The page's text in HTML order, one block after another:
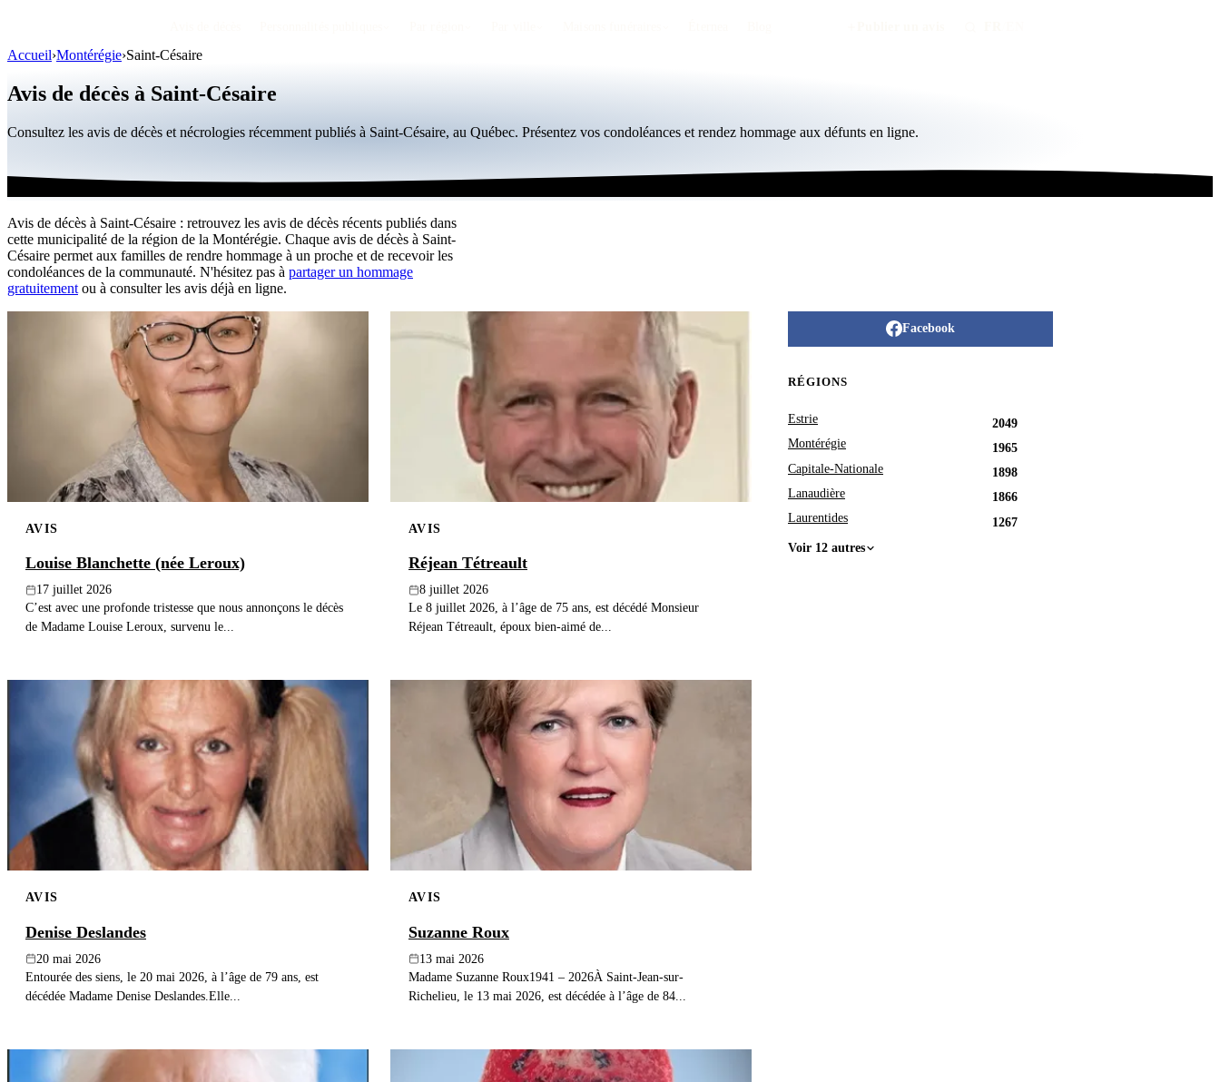
Accueil›Montérégie›Saint-Césaire
Avis de décès à Saint-Césaire
Consultez les avis de décès et nécrologies récemment publiés à Saint-Césaire, au Québec. Présentez vos condoléances et rendez hommage aux défunts en ligne.
Avis de décès à Saint-Césaire : retrouvez les avis de décès récents publiés dans
cette municipalité de la région de la Montérégie. Chaque avis de décès à Saint-
Césaire permet aux familles de rendre hommage à un proche et de recevoir les
condoléances de la communauté. N'hésitez pas à partager un hommage
gratuitement ou à consulter les avis déjà en ligne.
AVIS
Louise Blanchette (née Leroux)
17 juillet 2026
C’est avec une profonde tristesse que nous annonçons le décès
de Madame Louise Leroux, survenu le...
AVIS
Réjean Tétreault
8 juillet 2026
Le 8 juillet 2026, à l’âge de 75 ans, est décédé Monsieur
Réjean Tétreault, époux bien-aimé de...
AVIS
Denise Deslandes
20 mai 2026
Entourée des siens, le 20 mai 2026, à l’âge de 79 ans, est
décédée Madame Denise Deslandes.Elle...
AVIS
Suzanne Roux
13 mai 2026
Madame Suzanne Roux1941 – 2026À Saint-Jean-sur-
Richelieu, le 13 mai 2026, est décédée à l’âge de 84...
Facebook
RÉGIONS
Estrie
2049
Montérégie
1965
Capitale-Nationale
1898
Lanaudière
1866
Laurentides
1267
Voir 12 autres